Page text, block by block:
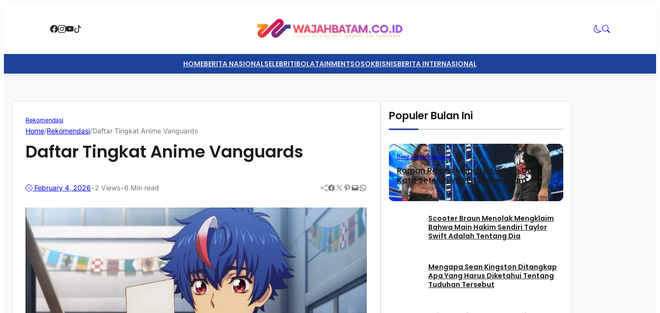
HOMEBERITA NASIONALSELEBRITIBOLATAINMENTSOSOKBISNISBERITA INTERNASIONAL
Rekomendasi
Home/Rekomendasi/Daftar Tingkat Anime Vanguards
Daftar Tingkat Anime Vanguards
February 4, 2026•2 Views•6 Min read Facebook Twitter Pinterest Mail WhatsApp
Populer Bulan Ini
Berita Internasional
Roman Reigns Mengirim Pesan Dua
Kata Setelah WWE SummerSlam
Scooter Braun Menolak Mengklaim
Bahwa Main Hakim Sendiri Taylor
Swift Adalah Tentang Dia
Mengapa Sean Kingston Ditangkap
Apa Yang Harus Diketahui Tentang
Tuduhan Tersebut